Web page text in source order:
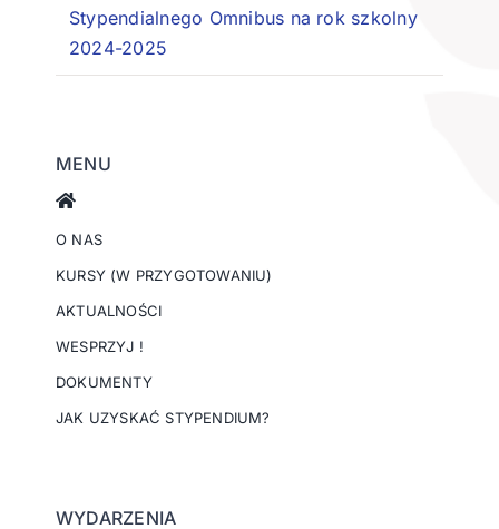
Stypendialnego Omnibus na rok szkolny
2024-2025
MENU
O NAS
KURSY (W PRZYGOTOWANIU)
AKTUALNOŚCI
WESPRZYJ !
DOKUMENTY
JAK UZYSKAĆ STYPENDIUM?
WYDARZENIA